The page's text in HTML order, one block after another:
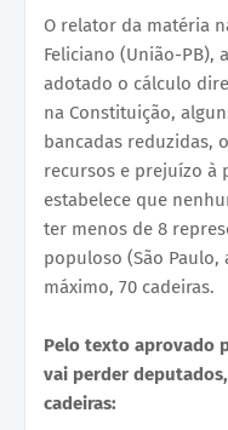
O relator da matéria
Feliciano (União-PB),
adotado o cálculo
na Constituição,
bancadas reduzidas,
recursos e prejuízo à
estabelece que
ter menos de 8
populoso (São Paulo,
máximo, 70 cadeiras.
Pelo texto aprovado
vai perder
cadeiras: